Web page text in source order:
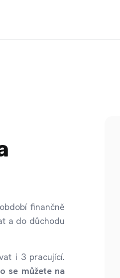
finančně
a do důchodu
i 3 pracující.
se můžete na